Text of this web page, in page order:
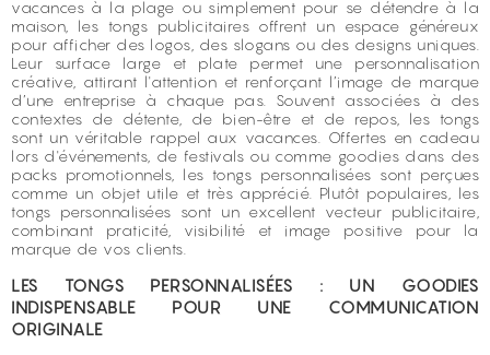
vacances à la plage ou simplement pour se détendre à la
maison, les tongs publicitaires offrent un espace généreux
pour afficher des logos, des slogans ou des designs uniques.
Leur surface large et plate permet une personnalisation
créative, attirant l'attention et renforçant l’image de marque
d’une entreprise à chaque pas. Souvent associées à des
contextes de détente, de bien-être et de repos, les tongs
sont un véritable rappel aux vacances. Offertes en cadeau
lors d'événements, de festivals ou comme goodies dans des
packs promotionnels, les tongs personnalisées sont perçues
comme un objet utile et très apprécié. Plutôt populaires, les
tongs personnalisées sont un excellent vecteur publicitaire,
combinant praticité, visibilité et image positive pour la
marque de vos clients.
LES TONGS PERSONNALISÉES : UN GOODIES
INDISPENSABLE POUR UNE COMMUNICATION
ORIGINALE